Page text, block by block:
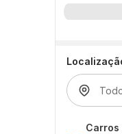
Carros